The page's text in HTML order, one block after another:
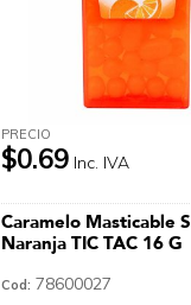
PRECIO
$0.69 Inc. IVA
Caramelo Masticable
Naranja TIC TAC 16 G
Cod: 78600027